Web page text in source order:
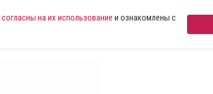
согласны на их использование и ознакомлены с